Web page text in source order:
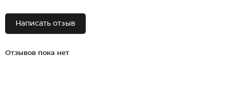
Написать отзыв
Отзывов пока нет